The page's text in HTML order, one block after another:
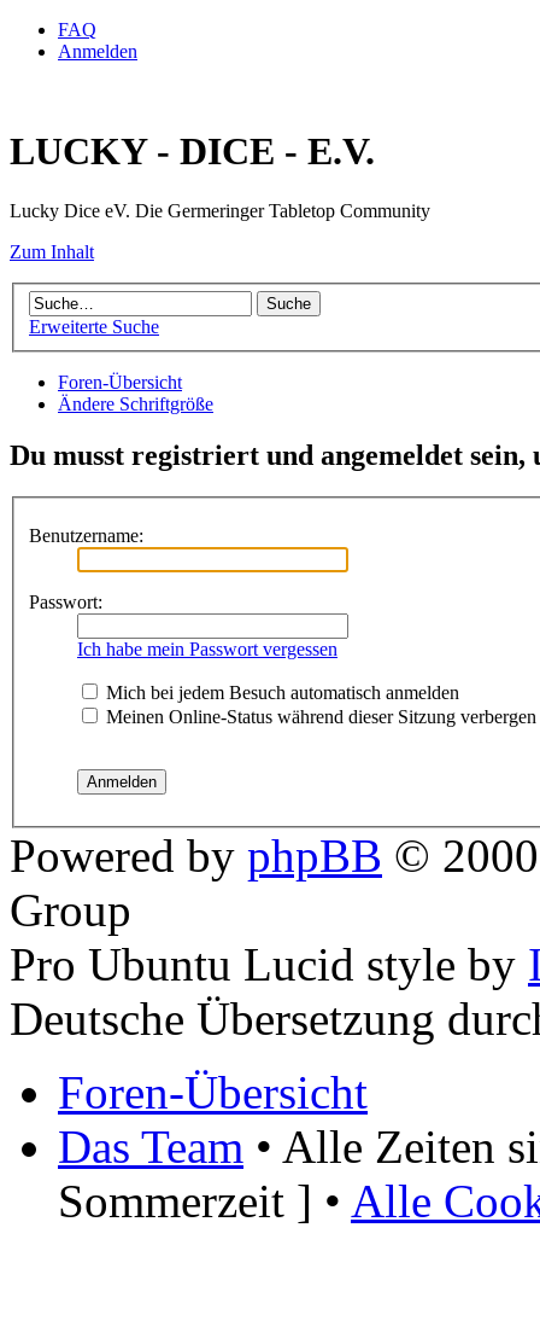
FAQ
Anmelden
LUCKY - DICE - E.V.
Lucky Dice eV. Die Germeringer Tabletop Community
Zum Inhalt
Erweiterte Suche
Foren-Übersicht
Ändere Schriftgröße
Du musst registriert und angemeldet sein,
Benutzername:
Passwort:
Ich habe mein Passwort vergessen
Mich bei jedem Besuch automatisch anmelden
Meinen Online-Status während dieser Sitzung verbergen
Powered by phpBB ©
Group
Pro Ubuntu Lucid style by
Deutsche Übersetzung
Foren-Übersicht
Das Team • Alle Zeiten
Sommerzeit ] • Alle